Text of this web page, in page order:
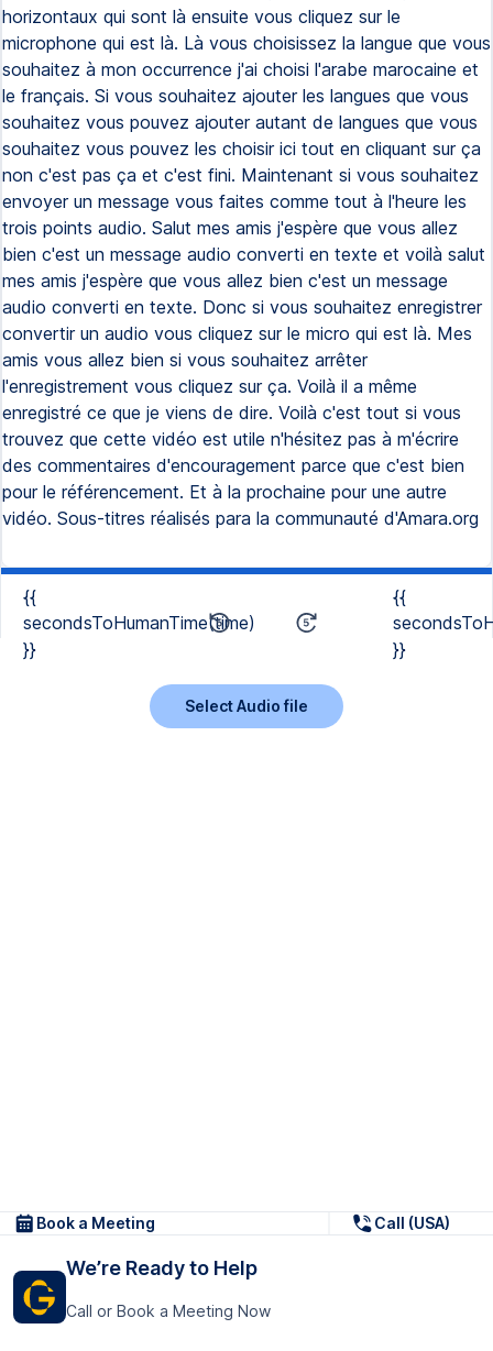
horizontaux qui sont là ensuite vous cliquez sur le
microphone qui est là. Là vous choisissez la langue que vous
souhaitez à mon occurrence j'ai choisi l'arabe marocaine et
le français. Si vous souhaitez ajouter les langues que vous
souhaitez vous pouvez ajouter autant de langues que vous
souhaitez vous pouvez les choisir ici tout en cliquant sur ça
non c'est pas ça et c'est fini. Maintenant si vous souhaitez
envoyer un message vous faites comme tout à l'heure les
trois points audio. Salut mes amis j'espère que vous allez
bien c'est un message audio converti en texte et voilà salut
mes amis j'espère que vous allez bien c'est un message
audio converti en texte. Donc si vous souhaitez enregistrer
convertir un audio vous cliquez sur le micro qui est là. Mes
amis vous allez bien si vous souhaitez arrêter
l'enregistrement vous cliquez sur ça. Voilà il a même
enregistré ce que je viens de dire. Voilà c'est tout si vous
trouvez que cette vidéo est utile n'hésitez pas à m'écrire
des commentaires d'encouragement parce que c'est bien
pour le référencement. Et à la prochaine pour une autre
vidéo. Sous-titres réalisés para la communauté d'Amara.org
{{
secondsToHumanTime(time)
}}
{{
}}
Select Audio file
Book a Meeting Call (USA)
We’re Ready to Help
Call or Book a Meeting Now